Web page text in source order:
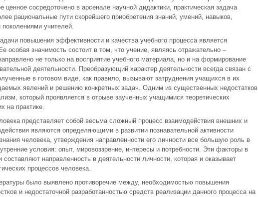
сосредоточено в арсенале научной дидактики, практическая задача
рациональные пути скорейшего приобретения знаний, умений, навыков,
учителей.
повышения эффективности и качества учебного процесса является
особая значимость состоит в том, что учение, являясь отражательно –
не только на восприятие учебного материала, но и на формирование
деятельности. Преобразующий характер деятельности всегда связан с
в готовом виде, как правило, вызывают затруднения учащихся в их
явлений и решению конкретных задач. Одним из существенных недостатков
который проявляется в отрыве заученных учащимися теоретических
на практике.
представляет собой весьма сложный процесс взаимодействия внешних и
являются определяющими в развитии познавательной активности
человека, утверждения направленности его личности все большую роль в
условия: опыт, мировоззрение, интересы и потребности. Эти факторы в
направленность в деятельности личности, которая и оказывает
процессов человека.
было выявлено противоречие между, необходимостью повышения
и недостаточной разработанностью средств реализации данного процесса на